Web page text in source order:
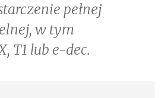
pełnej
w tym
T1 lub e-dec.